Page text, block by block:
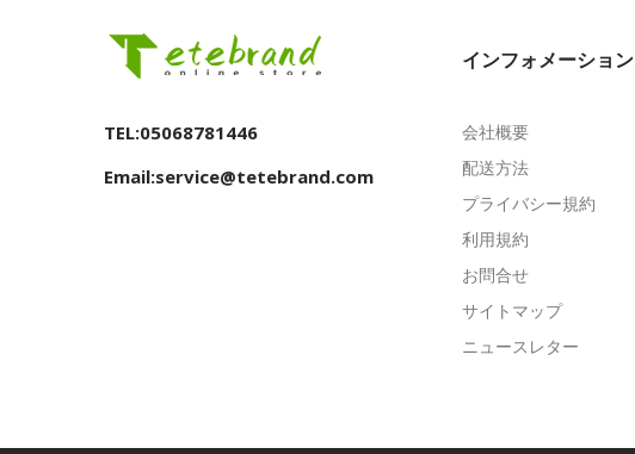
TEL:05068781446
Email:service@tetebrand.com
インフォメーション
会社概要
配送方法
プライバシー規約
利用規約
お問合せ
サイトマップ
ニュースレター